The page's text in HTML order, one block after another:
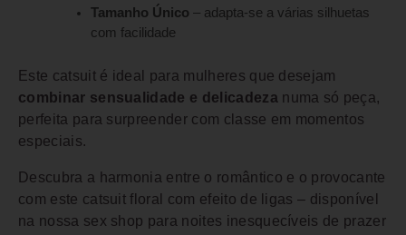
Tamanho Único – adapta-se a várias silhuetas
com facilidade
Este catsuit é ideal para mulheres que desejam
combinar sensualidade e delicadeza numa só peça,
perfeita para surpreender com classe em momentos
especiais.
Descubra a harmonia entre o romântico e o provocante
com este catsuit floral com efeito de ligas – disponível
na nossa sex shop para noites inesquecíveis de prazer